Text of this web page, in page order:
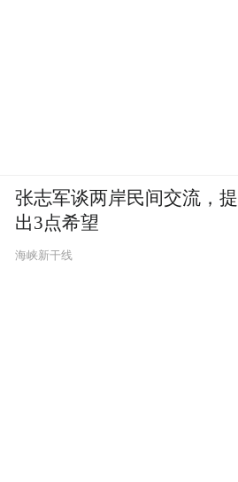
张志军谈两岸民间交流，提
出3点希望
海峡新干线